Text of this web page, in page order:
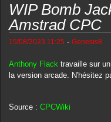
WIP Bomb
Amstrad CPC
15/08/2023 11:25 - Genesis8
Anthony Flacktravaille sur un
la version arcade. N'hésitez
Source : CPCWiki